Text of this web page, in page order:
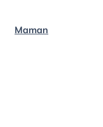
Maman